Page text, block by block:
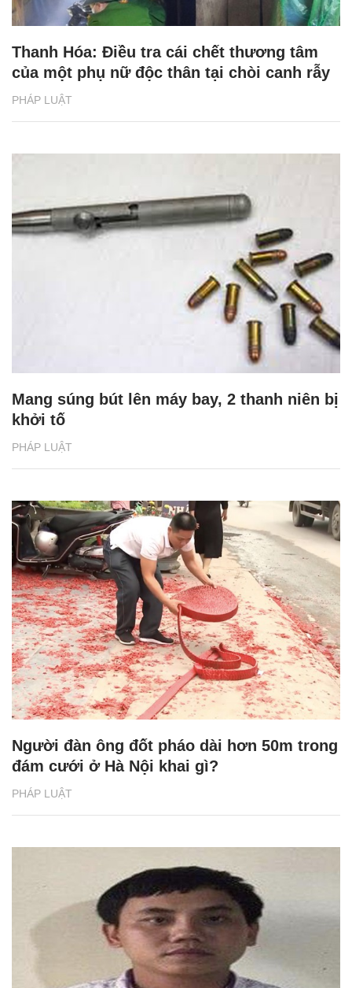
PHÁP LUẬT
Thanh Hóa: Điều tra cái chết thương tâm
của một phụ nữ độc thân tại chòi canh rẫy
PHÁP LUẬT
Mang súng bút lên máy bay, 2 thanh niên bị
khởi tố
PHÁP LUẬT
Người đàn ông đốt pháo dài hơn 50m trong
đám cưới ở Hà Nội khai gì?